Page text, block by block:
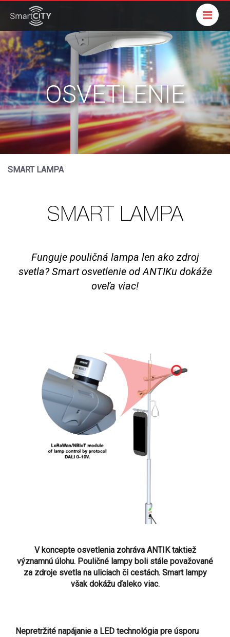
OSVETLENIE
SMART LAMPA
SMART LAMPA
Funguje pouličná lampa len ako zdroj
svetla? Smart osvetlenie od ANTIKu dokáže
oveľa viac!
V koncepte osvetlenia zohráva ANTIK taktiež
významnú úlohu. Pouličné lampy boli stále považované
za zdroje svetla na uliciach či cestách. Smart lampy
však dokážu ďaleko viac.
Nepretržité napájanie a LED technológia pre úsporu